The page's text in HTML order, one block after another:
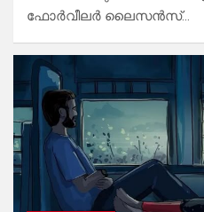
ഫോർവീലർ ലൈസൻസ്…